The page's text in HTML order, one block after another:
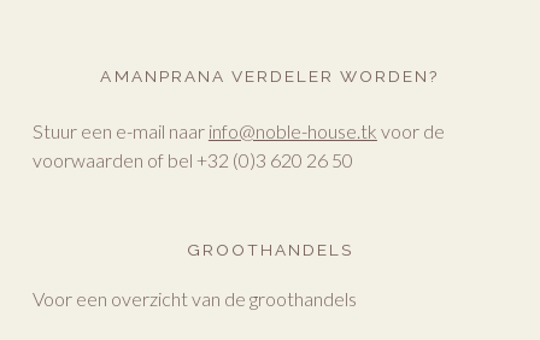
AMANPRANA VERDELER WORDEN?
Stuur een e-mail naar info@noble-house.tk voor de
voorwaarden of bel +32 (0)3 620 26 50
GROOTHANDELS
Voor een overzicht van de groothandels